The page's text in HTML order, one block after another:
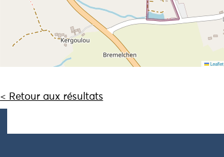
Leaflet
< Retour aux résultats